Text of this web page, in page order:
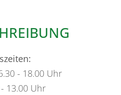
- 18.00 Uhr
- 13.00 Uhr